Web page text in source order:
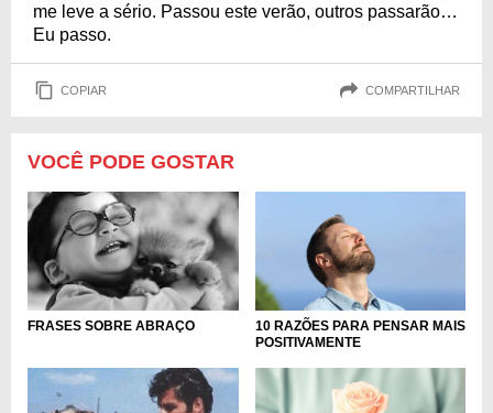
me leve a sério. Passou este verão, outros passarão…
Eu passo.
COPIAR COMPARTILHAR
VOCÊ PODE GOSTAR
FRASES SOBRE ABRAÇO
10 RAZÕES PARA PENSAR MAIS
POSITIVAMENTE